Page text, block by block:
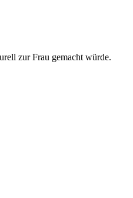
zur Frau gemacht würde.